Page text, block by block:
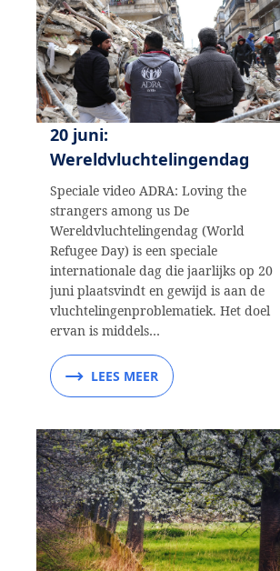
20 juni:
Wereldvluchtelingendag
Speciale video ADRA: Loving the
strangers among us De
Wereldvluchtelingendag (World
Refugee Day) is een speciale
internationale dag die jaarlijks op 20
juni plaatsvindt en gewijd is aan de
vluchtelingenproblematiek. Het doel
ervan is middels…
LEES MEER